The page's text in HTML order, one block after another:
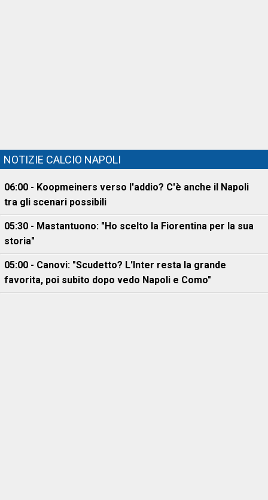
NOTIZIE CALCIO NAPOLI
06:00 - Koopmeiners verso l'addio? C'è anche il Napoli
tra gli scenari possibili
05:30 - Mastantuono: "Ho scelto la Fiorentina per la sua
storia"
05:00 - Canovi: "Scudetto? L'Inter resta la grande
favorita, poi subito dopo vedo Napoli e Como"